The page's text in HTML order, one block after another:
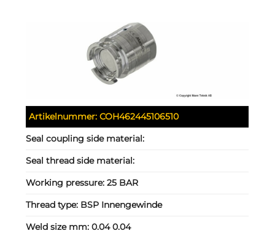
Artikelnummer:COH462445106510
Seal coupling side material:
Seal thread side material:
Working pressure:25 BAR
Thread type: BSP Innengewinde
Weld size mm:0.04 0.04